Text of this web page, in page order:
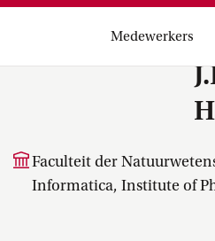
Medewerkers
Faculteit der
Informatica, Institute of